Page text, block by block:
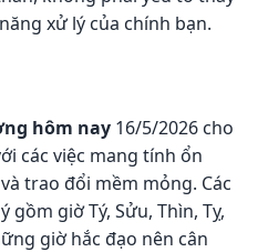
xử lý của chính bạn.
hôm nay16/5/2026 cho
các việc mang tính ổn
trao đổi mềm mỏng. Các
giờ Tý, Sửu, Thìn, Tỵ,
giờ hắc đạo nên cân